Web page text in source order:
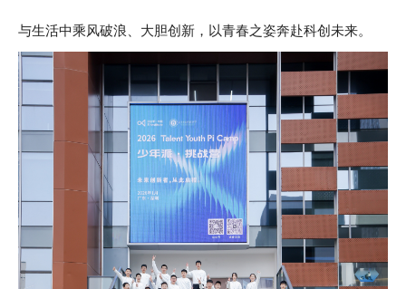
与生活中乘风破浪、大胆创新，以青春之姿奔赴科创未来。